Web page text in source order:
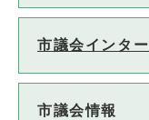
市議会インタ
市議会情報